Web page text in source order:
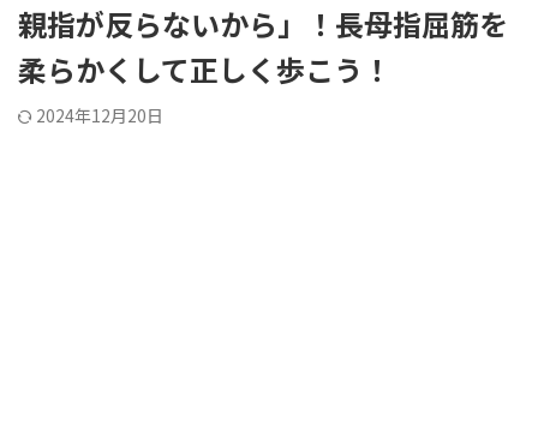
親指が反らないから」！長母指屈筋を
柔らかくして正しく歩こう！
2024年12月20日